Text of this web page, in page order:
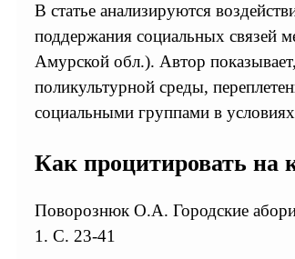
В статье анализируются
поддержания социальных связей
Амурской обл.). Автор
поликультурной среды,
социальными группами в
Как процитировать на
Поворознюк О.А. Городские
1. С. 23-41